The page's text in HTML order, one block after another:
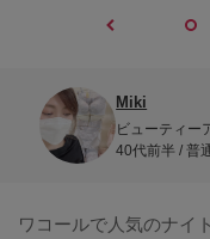
Miki
ビューティー
40代前半 / 普
ワコールで人気のナイ